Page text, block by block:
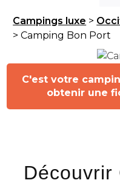
Campings luxe >
> Camping Bon Port
Découvrir
C'est votre
obtenir une